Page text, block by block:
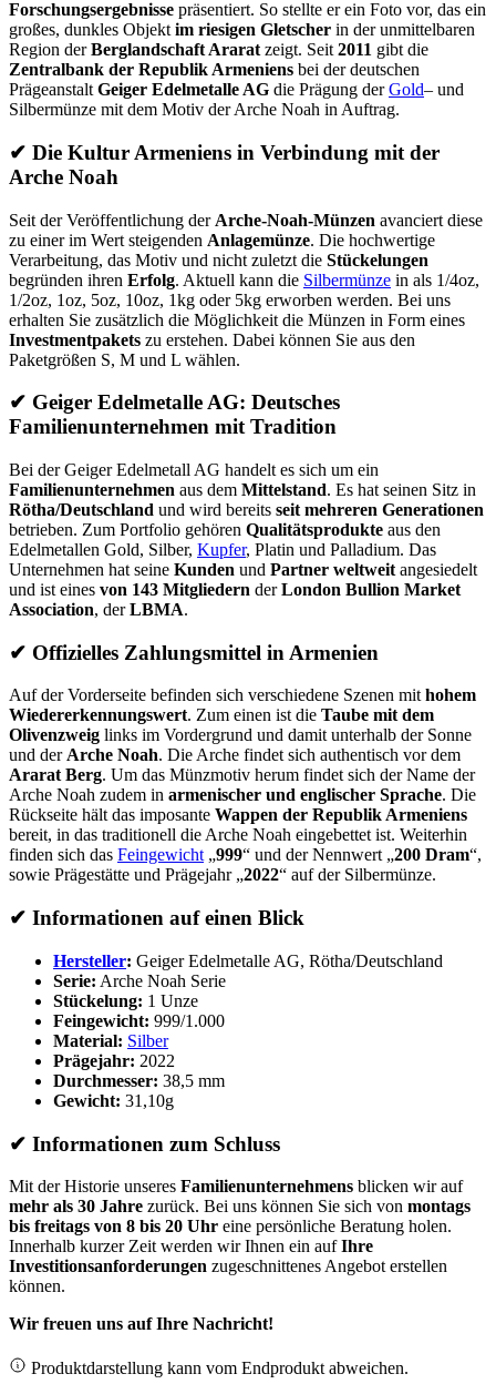
Forschungsergebnisse präsentiert. So stellte er ein Foto vor, das ein
großes, dunkles Objekt im riesigen Gletscher in der unmittelbaren
Region derBerglandschaft Ararat zeigt. Seit 2011 gibt die
Zentralbank der Republik Armeniens bei der deutschen
Prägeanstalt Geiger Edelmetalle AG die Prägung derGold– und
Silbermünze mit dem Motiv der Arche Noah in Auftrag.
✔ Die Kultur Armeniens in Verbindung mit der
Arche Noah
Seit der Veröffentlichung der Arche-Noah-Münzen avanciert diese
zu einer im Wert steigenden Anlagemünze. Die hochwertige
Verarbeitung, das Motiv und nicht zuletzt die Stückelungen
begründen ihren Erfolg. Aktuell kann die Silbermünze in als 1/4oz,
1/2oz, 1oz, 5oz, 10oz, 1kg oder 5kg erworben werden. Bei uns
erhalten Sie zusätzlich die Möglichkeit die Münzen in Form eines
Investmentpakets zu erstehen. Dabei können Sie aus den
Paketgrößen S, M und L wählen.
✔ Geiger Edelmetalle AG: Deutsches
Familienunternehmen mit Tradition
Bei der Geiger Edelmetall AG handelt es sich um ein
Familienunternehmen aus dem Mittelstand. Es hat seinen Sitz in
Rötha/Deutschland und wird bereits seit mehreren Generationen
betrieben. Zum Portfolio gehören Qualitätsprodukte aus den
Edelmetallen Gold, Silber, Kupfer, Platin und Palladium. Das
Unternehmen hat seine Kunden und Partner weltweit angesiedelt
und ist eines von 143 Mitgliedern derLondon Bullion Market
Association, derLBMA.
✔ Offizielles Zahlungsmittel in Armenien
Auf der Vorderseite befinden sich verschiedene Szenen mithohem
Wiedererkennungswert. Zum einen ist die Taube mit dem
Olivenzweig links im Vordergrund und damit unterhalb der Sonne
und derArche Noah. Die Arche findet sich authentisch vor dem
Ararat Berg. Um das Münzmotiv herum findet sich der Name der
Arche Noah zudem in armenischer und englischer Sprache. Die
Rückseite hält das imposante Wappen der Republik Armeniens
bereit, in das traditionell die Arche Noah eingebettet ist. Weiterhin
finden sich das Feingewicht„999“ und der Nennwert „200 Dram“,
sowie Prägestätte und Prägejahr „2022“ auf der Silbermünze.
✔ Informationen auf einen Blick
Hersteller: Geiger Edelmetalle AG, Rötha/Deutschland
Serie: Arche Noah Serie
Stückelung: 1 Unze
Feingewicht: 999/1.000
Material: Silber
Prägejahr: 2022
Durchmesser: 38,5 mm
Gewicht: 31,10g
✔ Informationen zum Schluss
Mit der Historie unseres Familienunternehmens blicken wir auf
mehr als 30 Jahre zurück. Bei uns können Sie sich von montags
bis freitags von 8 bis 20 Uhr eine persönliche Beratung holen.
Innerhalb kurzer Zeit werden wir Ihnen ein aufIhre
Investitionsanforderungen zugeschnittenes Angebot erstellen
können.
Wir freuen uns auf Ihre Nachricht!
Produktdarstellung kann vom Endprodukt abweichen.